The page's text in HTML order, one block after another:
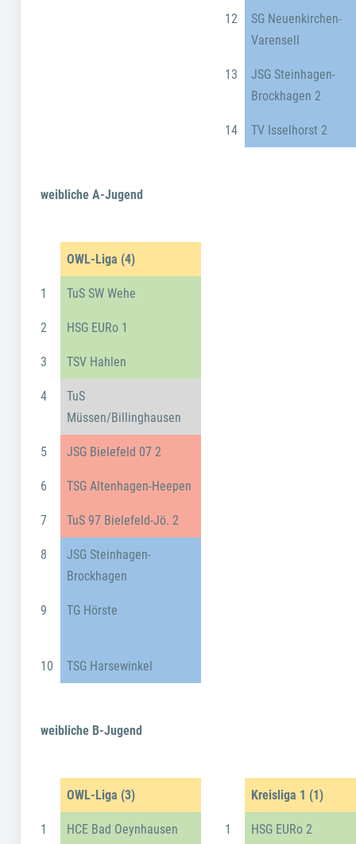
12
SG Neuenkirchen-
Varensell
13
JSG Steinhagen-
Brockhagen 2
14 TV Isselhorst 2
weibliche A-Jugend
OWL-Liga (4)
1 TuS SW Wehe
2 HSG EURo 1
3 TSV Hahlen
4
TuS
Müssen/Billinghausen
5 JSG Bielefeld 07 2
6 TSG Altenhagen-Heepen
7 TuS 97 Bielefeld-Jö. 2
8
JSG Steinhagen-
Brockhagen
9 TG Hörste
10 TSG Harsewinkel
weibliche B-Jugend
OWL-Liga (3) Kreisliga 1 (1)
1 HCE Bad Oeynhausen 1 HSG EURo 2